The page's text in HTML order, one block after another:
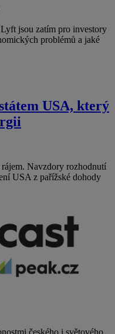
jsou zatím pro investory
problémů a jaké
USA, který
Navzdory rozhodnutí
USA z pařížské dohody
českého i světového